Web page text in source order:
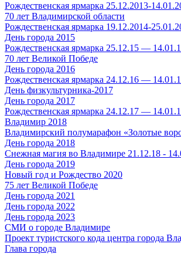
Рождественская ярмарка 25.12.2013-
70 лет Владимирской области
Рождественская ярмарка 19.12.2014-
День города 2015
Рождественская ярмарка 25.12.15 —
70 лет Великой Победе
День города 2016
Рождественская ярмарка 24.12.16 —
День физкультурника-2017
День города 2017
Рождественская ярмарка 24.12.17 —
Владимир 2018
Владимирский полумарафон «Золотые
День города 2018
Снежная магия во Владимире 21.12.18 -
День города 2019
Новый год и Рождество 2020
75 лет Великой Победе
День города 2021
День города 2022
День города 2023
СМИ о городе Владимире
Проект туристского кода центра города
Глава города